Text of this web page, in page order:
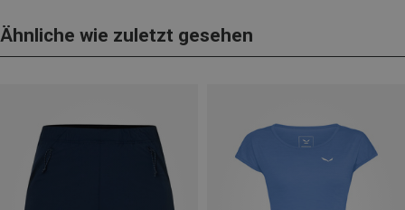
Ähnliche wie zuletzt gesehen